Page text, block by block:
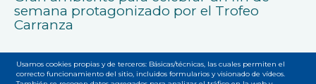
semana protagonizado por el Trofeo
Carranza
Usamos cookies propias y de terceros: Básicas/técnicas, las cuales permiten el
correcto funcionamiento del sitio, incluidos formularios y visionado de vídeos.